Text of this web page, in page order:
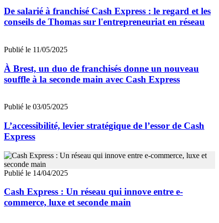
De salarié à franchisé Cash Express : le regard et les
conseils de Thomas sur l'entrepreneuriat en réseau
Publié le 11/05/2025
À Brest, un duo de franchisés donne un nouveau
souffle à la seconde main avec Cash Express
Publié le 03/05/2025
L’accessibilité, levier stratégique de l’essor de Cash
Express
Publié le 14/04/2025
Cash Express : Un réseau qui innove entre e-
commerce, luxe et seconde main